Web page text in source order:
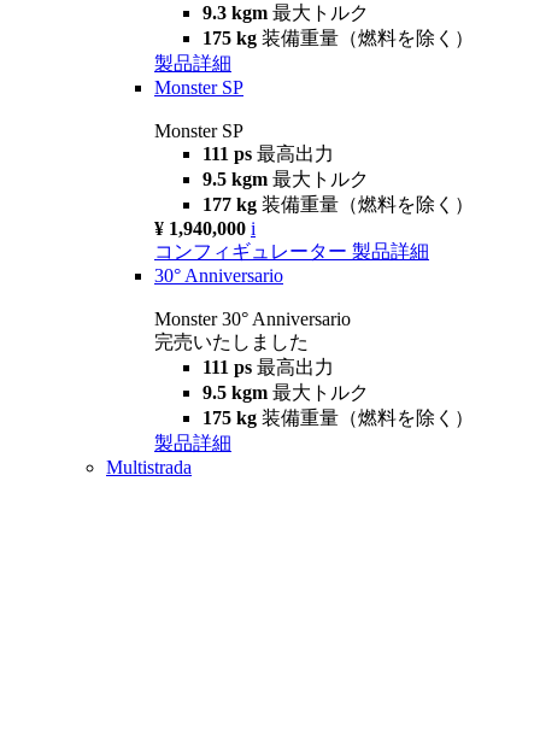
9.3 kgm 最大トルク
175 kg 装備重量（燃料を除く）
製品詳細
Monster SP
Monster SP
111 ps 最高出力
9.5 kgm 最大トルク
177 kg 装備重量（燃料を除く）
¥ 1,940,000 i
コンフィギュレーター 製品詳細
30° Anniversario
Monster 30° Anniversario
完売いたしました
111 ps 最高出力
9.5 kgm 最大トルク
175 kg 装備重量（燃料を除く）
製品詳細
Multistrada